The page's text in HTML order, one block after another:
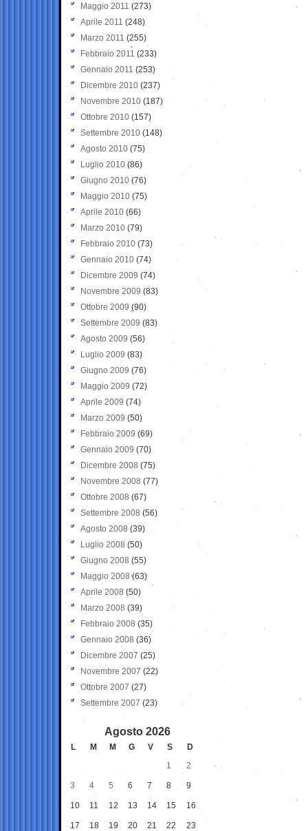
Maggio 2011 (273)
Aprile 2011 (248)
Marzo 2011 (255)
Febbraio 2011 (233)
Gennaio 2011 (253)
Dicembre 2010 (237)
Novembre 2010 (187)
Ottobre 2010 (157)
Settembre 2010 (148)
Agosto 2010 (75)
Luglio 2010 (86)
Giugno 2010 (76)
Maggio 2010 (75)
Aprile 2010 (66)
Marzo 2010 (79)
Febbraio 2010 (73)
Gennaio 2010 (74)
Dicembre 2009 (74)
Novembre 2009 (83)
Ottobre 2009 (90)
Settembre 2009 (83)
Agosto 2009 (56)
Luglio 2009 (83)
Giugno 2009 (76)
Maggio 2009 (72)
Aprile 2009 (74)
Marzo 2009 (50)
Febbraio 2009 (69)
Gennaio 2009 (70)
Dicembre 2008 (75)
Novembre 2008 (77)
Ottobre 2008 (67)
Settembre 2008 (56)
Agosto 2008 (39)
Luglio 2008 (50)
Giugno 2008 (55)
Maggio 2008(63)
Aprile 2008 (50)
Marzo 2008 (39)
Febbraio 2008 (35)
Gennaio 2008 (36)
Dicembre 2007 (25)
Novembre 2007 (22)
Ottobre 2007 (27)
Settembre 2007 (23)
Agosto 2026
L M M G V S
D
1
2
3 4 5 6 7 8 9
10 11 12 13 14 15 16
17 18 19 20 21 22 23